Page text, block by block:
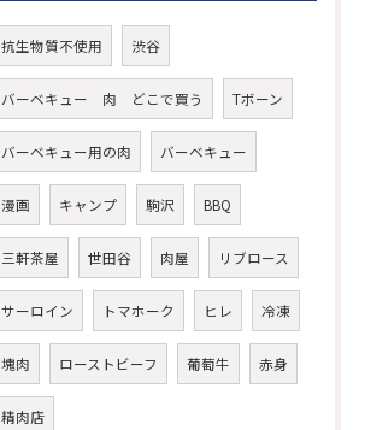
抗生物質不使用 渋谷
バーベキュー 肉 どこで買う Tボーン
バーベキュー用の肉 バーベキュー
漫画 キャンプ 駒沢 BBQ
三軒茶屋 世田谷 肉屋 リブロース
サーロイン トマホーク ヒレ 冷凍
塊肉 ローストビーフ 葡萄牛 赤身
精肉店